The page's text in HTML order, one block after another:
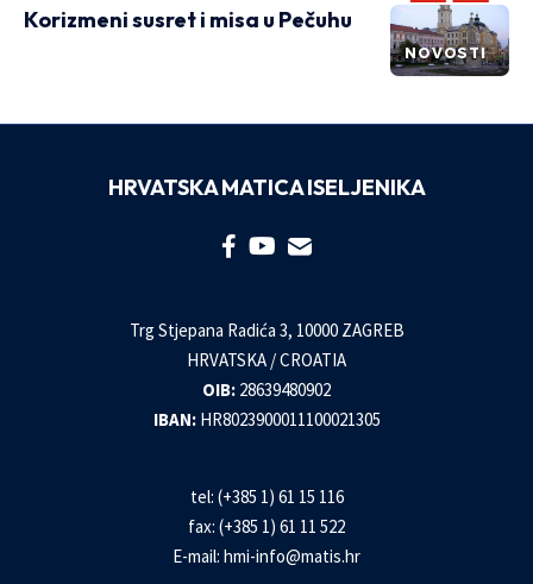
NOVOSTI
Korizmeni susret i misa u Pečuhu
HRVATSKA MATICA ISELJENIKA
Trg Stjepana Radića 3, 10000 ZAGREB
HRVATSKA / CROATIA
OIB: 28639480902
IBAN: HR8023900011100021305
tel: (+385 1) 61 15 116
fax: (+385 1) 61 11 522
E-mail: hmi-info@matis.hr